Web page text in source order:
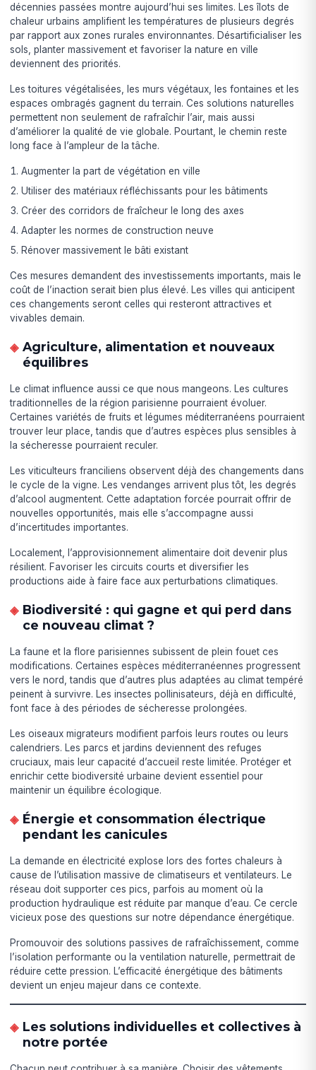
décennies passées montre aujourd’hui ses limites. Les îlots de
chaleur urbains amplifient les températures de plusieurs degrés
par rapport aux zones rurales environnantes. Désartificialiser les
sols, planter massivement et favoriser la nature en ville
deviennent des priorités.
Les toitures végétalisées, les murs végétaux, les fontaines et les
espaces ombragés gagnent du terrain. Ces solutions naturelles
permettent non seulement de rafraîchir l’air, mais aussi
d’améliorer la qualité de vie globale. Pourtant, le chemin reste
long face à l’ampleur de la tâche.
Augmenter la part de végétation en ville
Utiliser des matériaux réfléchissants pour les bâtiments
Créer des corridors de fraîcheur le long des axes
Adapter les normes de construction neuve
Rénover massivement le bâti existant
Ces mesures demandent des investissements importants, mais le
coût de l’inaction serait bien plus élevé. Les villes qui anticipent
ces changements seront celles qui resteront attractives et
vivables demain.
Agriculture, alimentation et nouveaux
équilibres
Le climat influence aussi ce que nous mangeons. Les cultures
traditionnelles de la région parisienne pourraient évoluer.
Certaines variétés de fruits et légumes méditerranéens pourraient
trouver leur place, tandis que d’autres espèces plus sensibles à
la sécheresse pourraient reculer.
Les viticulteurs franciliens observent déjà des changements dans
le cycle de la vigne. Les vendanges arrivent plus tôt, les degrés
d’alcool augmentent. Cette adaptation forcée pourrait offrir de
nouvelles opportunités, mais elle s’accompagne aussi
d’incertitudes importantes.
Localement, l’approvisionnement alimentaire doit devenir plus
résilient. Favoriser les circuits courts et diversifier les
productions aide à faire face aux perturbations climatiques.
Biodiversité : qui gagne et qui perd dans
ce nouveau climat ?
La faune et la flore parisiennes subissent de plein fouet ces
modifications. Certaines espèces méditerranéennes progressent
vers le nord, tandis que d’autres plus adaptées au climat tempéré
peinent à survivre. Les insectes pollinisateurs, déjà en difficulté,
font face à des périodes de sécheresse prolongées.
Les oiseaux migrateurs modifient parfois leurs routes ou leurs
calendriers. Les parcs et jardins deviennent des refuges
cruciaux, mais leur capacité d’accueil reste limitée. Protéger et
enrichir cette biodiversité urbaine devient essentiel pour
maintenir un équilibre écologique.
Énergie et consommation électrique
pendant les canicules
La demande en électricité explose lors des fortes chaleurs à
cause de l’utilisation massive de climatiseurs et ventilateurs. Le
réseau doit supporter ces pics, parfois au moment où la
production hydraulique est réduite par manque d’eau. Ce cercle
vicieux pose des questions sur notre dépendance énergétique.
Promouvoir des solutions passives de rafraîchissement, comme
l’isolation performante ou la ventilation naturelle, permettrait de
réduire cette pression. L’efficacité énergétique des bâtiments
devient un enjeu majeur dans ce contexte.
Les solutions individuelles et collectives à
notre portée